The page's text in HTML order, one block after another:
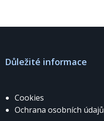
Důležité informace
Cookies
Ochrana osobních údajů